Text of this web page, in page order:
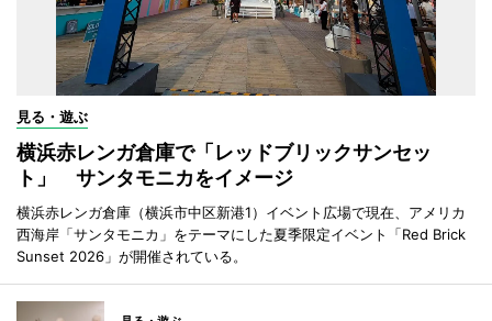
見る・遊ぶ
横浜赤レンガ倉庫で「レッドブリックサンセッ
ト」 サンタモニカをイメージ
横浜赤レンガ倉庫（横浜市中区新港1）イベント広場で現在、アメリカ
西海岸「サンタモニカ」をテーマにした夏季限定イベント「Red Brick
Sunset 2026」が開催されている。